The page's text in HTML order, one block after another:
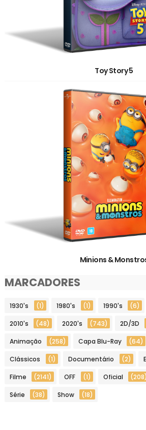
Toy Story 5
Minions &
MARCADORES
1930's (1) 1980's (1) 1990's (6)
2010's (48) 2020's (743) 2D/3D
Animação (258) Capa Blu-Ray (64)
Clássicos (1) Documentário (2)
Filme (2141) OFF (1) Oficial (208)
Série (38) Show (18)